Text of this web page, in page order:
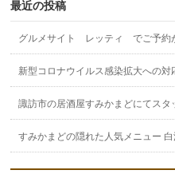
最近の投稿
グルメサイト レッティ でご予約
新型コロナウイルス感染拡大への対
諏訪市の居酒屋すみかまどにてスタ
すみかまどの隠れた人気メニュー